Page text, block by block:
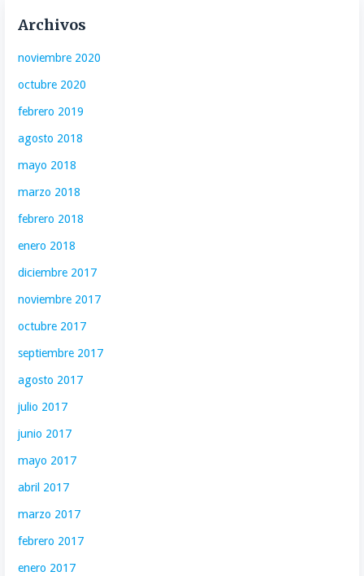
Archivos
noviembre 2020
octubre 2020
febrero 2019
agosto 2018
mayo 2018
marzo 2018
febrero 2018
enero 2018
diciembre 2017
noviembre 2017
octubre 2017
septiembre 2017
agosto 2017
julio 2017
junio 2017
mayo 2017
abril 2017
marzo 2017
febrero 2017
enero 2017